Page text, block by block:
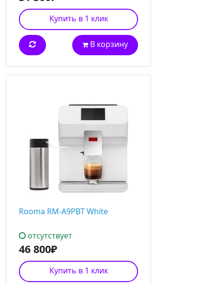
Купить в 1 клик
В корзину
Rooma RM-A9PBT White
отсутствует
46 800₽
Купить в 1 клик